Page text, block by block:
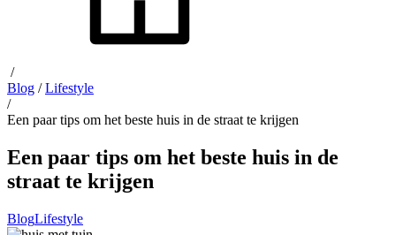
/
Blog /Lifestyle
/
Een paar tips om het beste huis in de straat te krijgen
Een paar tips om het beste huis in de
straat te krijgen
BlogLifestyle